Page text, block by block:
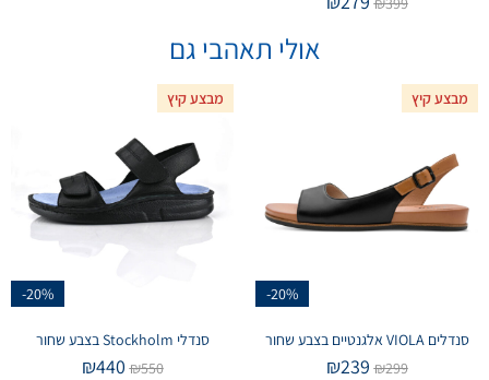
אולי תאהבי גם
מבצע קיץ
-20%
סנדלים VIOLA אלגנטיים בצבע שחור
₪299
₪239
מבצע קיץ
-20%
סנדלי Stockholm בצבע שחור
₪550
₪440